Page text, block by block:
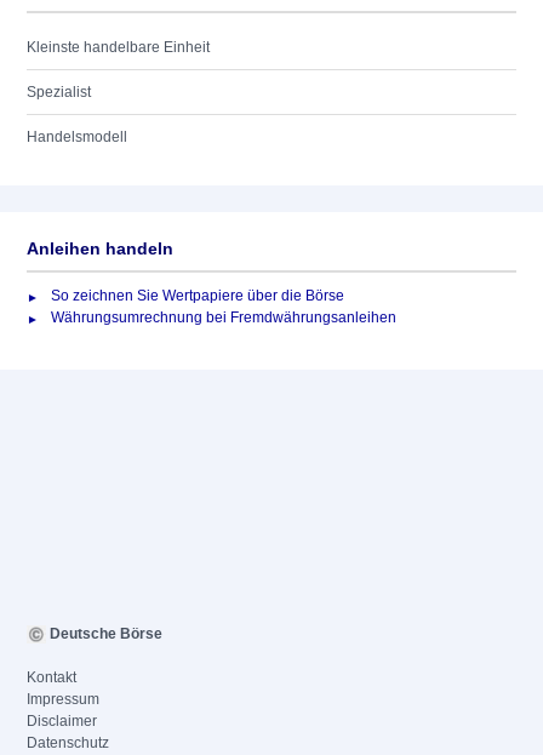
Kleinste handelbare Einheit
Spezialist
Handelsmodell
Anleihen handeln
So zeichnen Sie Wertpapiere über die Börse
Währungsumrechnung bei Fremdwährungsanleihen
Deutsche Börse
Kontakt
Impressum
Disclaimer
Datenschutz